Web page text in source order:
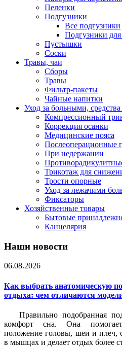
Пеленки
Подгузники
Все подгузники
Подгузники
Пустышки
Соски
Травы, чаи
Сборы
Травы
Фильтр-пакеты
Чайные напитки
Уход за больными,
Компрессионный
Коррекция осанки
Медицинские пояса
Послеоперационные
При недержании
Трикотаж для
Трости опорные
Уход за лежачими
Фиксаторы
Хозяйственные товары
Бытовые
Канцелярия
Наши новости
06.08.2026
Как выбрать анатомическую
отдыха: чем отличаются
Правильно подобранная
комфорт сна. Она помогает
положение головы, шеи и плеч,
в мышцах и делает отдых более